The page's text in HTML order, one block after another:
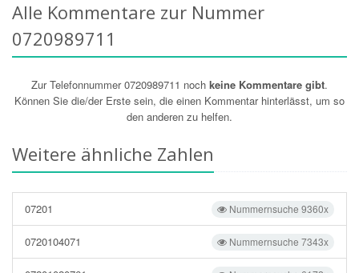
Alle Kommentare zur Nummer
0720989711
Zur Telefonnummer 0720989711 noch keine Kommentare gibt.
Können Sie die/der Erste sein, die einen Kommentar hinterlässt, um so
den anderen zu helfen.
Weitere ähnliche Zahlen
Nummernsuche 9360x
07201
Nummernsuche 7343x
0720104071